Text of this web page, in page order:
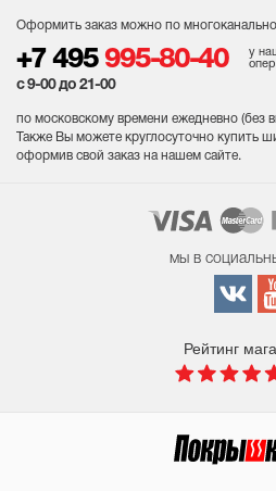
Оформить заказ можно по
+7 495 995-80-40
у
с 9-00 до 21-00
по московскому времени ежедневно (без
Также Вы можете круглосуточно купить
оформив свой заказ на нашем сайте.
мы в
Рейтинг